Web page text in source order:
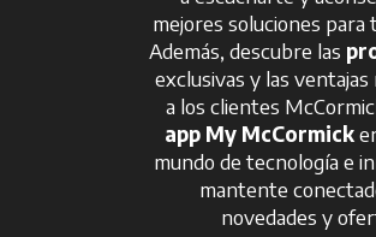
mejores soluciones para
Además, descubre las
exclusivas y las ventajas
a los clientes
app My McCormick
mundo de tecnología e
mantente
novedades y